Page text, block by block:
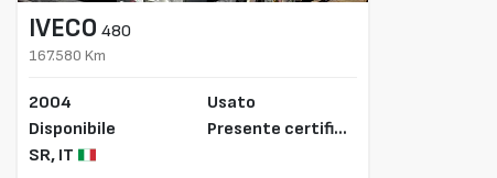
IVECO 480
167.580 Km
2004
Disponibile
SR,IT
Usato
Presente certifica